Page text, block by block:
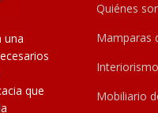
una
que
Quiénes
Mamparas
Interiorismo
Mobiliario